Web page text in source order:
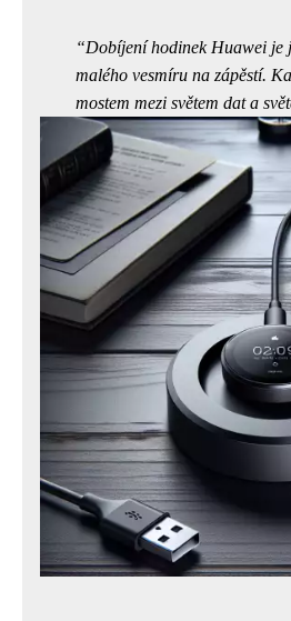
Dobíjení hodinek Huawei je
malého vesmíru na zápěstí.
mostem mezi světem dat a